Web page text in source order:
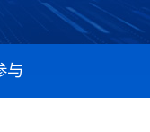
与